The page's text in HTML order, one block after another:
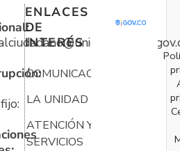
ENLACES
DE
INTERÉS
COMUNICACIONES
LA UNIDAD
ATENCIÓN Y
SERVICIOS